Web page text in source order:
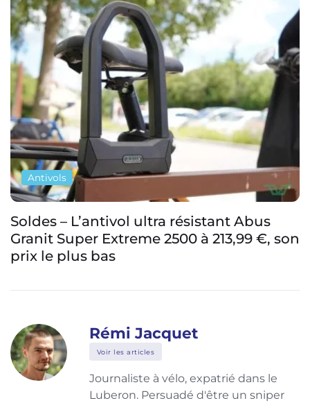
Antivols
V-Lock : une borne antivol connectée,
solaire et gratuite à Troyes pour sécuriser
son vélo
Rémi Jacquet
Voir les articles
Journaliste à vélo, expatrié dans le
Luberon. Persuadé d'être un sniper